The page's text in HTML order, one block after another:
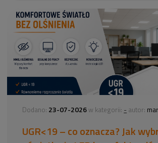
Dodano: 23-07-2026 w kategorii: - autor:
UGR<19 – co oznacza? Jak